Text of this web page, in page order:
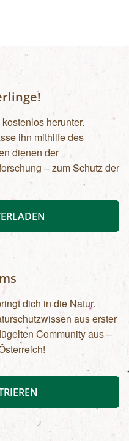
herunter.
ihn mithilfe des
dienen der
– zum Schutz der
dich in die Natur.
aus erster
Community aus –